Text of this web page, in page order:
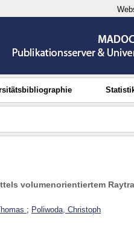
volumenorientiertem
; Poliwoda, Christoph